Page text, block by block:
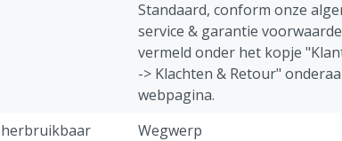
Standaard, conform onze
service & garantie
vermeld onder het kopje
-> Klachten & Retour"
webpagina.
Wegwerp